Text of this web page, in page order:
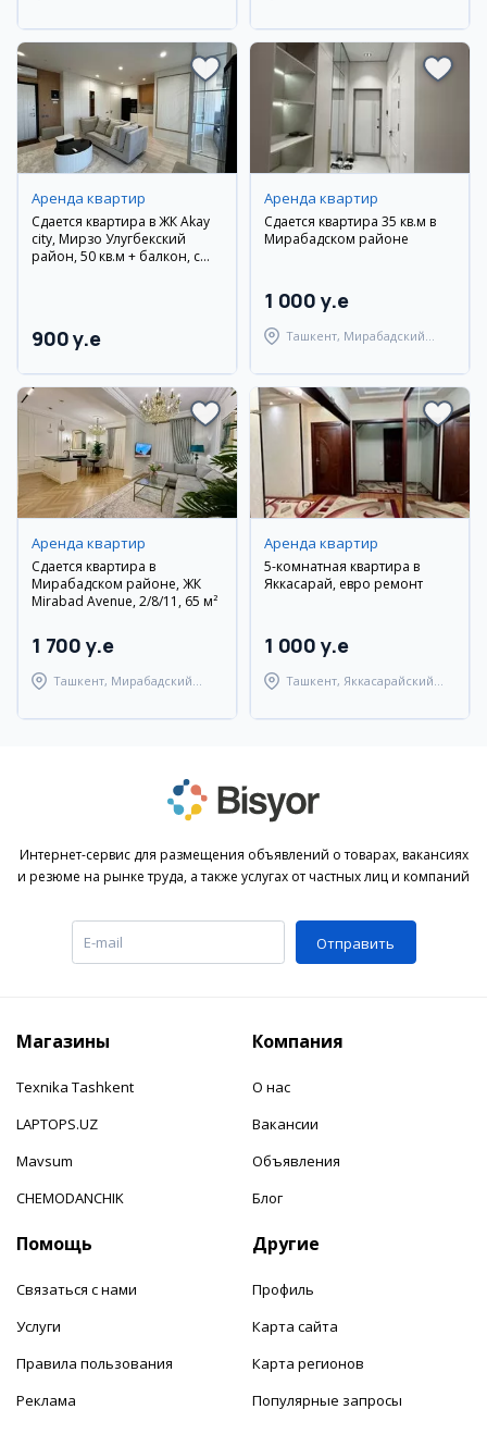
Аренда квартир
Сдается квартира в ЖК Akay
city, Мирзо Улугбекский
район, 50 кв.м + балкон, с
900 y.e
Аренда квартир
Сдается квартира 35 кв.м в
Мирабадском районе
1 000 y.e
Ташкент, Мирабадский
Аренда квартир
Сдается квартира в
Мирабадском районе, ЖК
Mirabad Avenue, 2/8/11, 65 м²
1 700 y.e
Ташкент, Мирабадский
Аренда квартир
5-комнатная квартира в
Яккасарай, евро ремонт
1 000 y.e
Ташкент, Яккасарайский
Интернет-сервис для размещения объявлений о товарах, вакансиях
и резюме на рынке труда, а также услугах от частных лиц и компаний
Отправить
Магазины
Texnika Tashkent
LAPTOPS.UZ
Mavsum
CHEMODANCHIK
Компания
О нас
Вакансии
Объявления
Блог
Помощь
Связаться с нами
Услуги
Правила пользования
Реклама
Другие
Профиль
Карта сайта
Карта регионов
Популярные запросы